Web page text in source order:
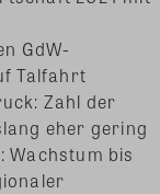
GdW-
Talfahrt
Zahl der
eher gering
Wachstum bis